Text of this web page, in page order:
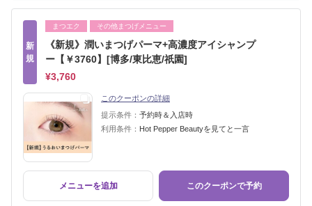
新
規
まつエク その他まつげメニュー
《新規》潤いまつげパーマ+高濃度アイシャンプ
ー【￥3760】[博多/東比恵/祇園]
¥3,760
このクーポンの詳細
提示条件： 予約時＆入店時
利用条件： Hot Pepper Beautyを見てと一言
メニューを追加 このクーポンで予約